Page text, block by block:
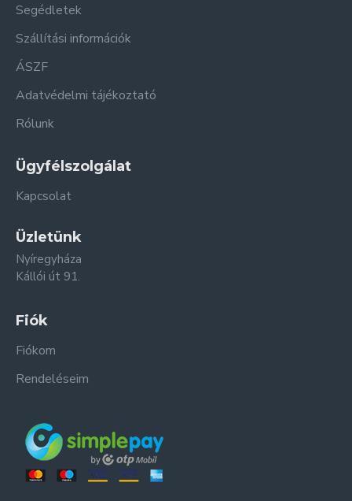
Segédletek
Szállítási információk
ÁSZF
Adatvédelmi tájékoztató
Rólunk
Ügyfélszolgálat
Kapcsolat
Üzletünk
Nyíregyháza
Kállói út 91.
Fiók
Fiókom
Rendeléseim